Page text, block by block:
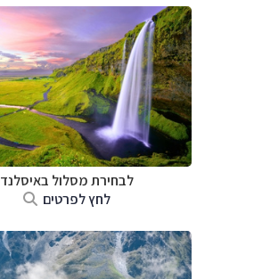
לבחירת מסלול באיסלנד
לחץ לפרטים